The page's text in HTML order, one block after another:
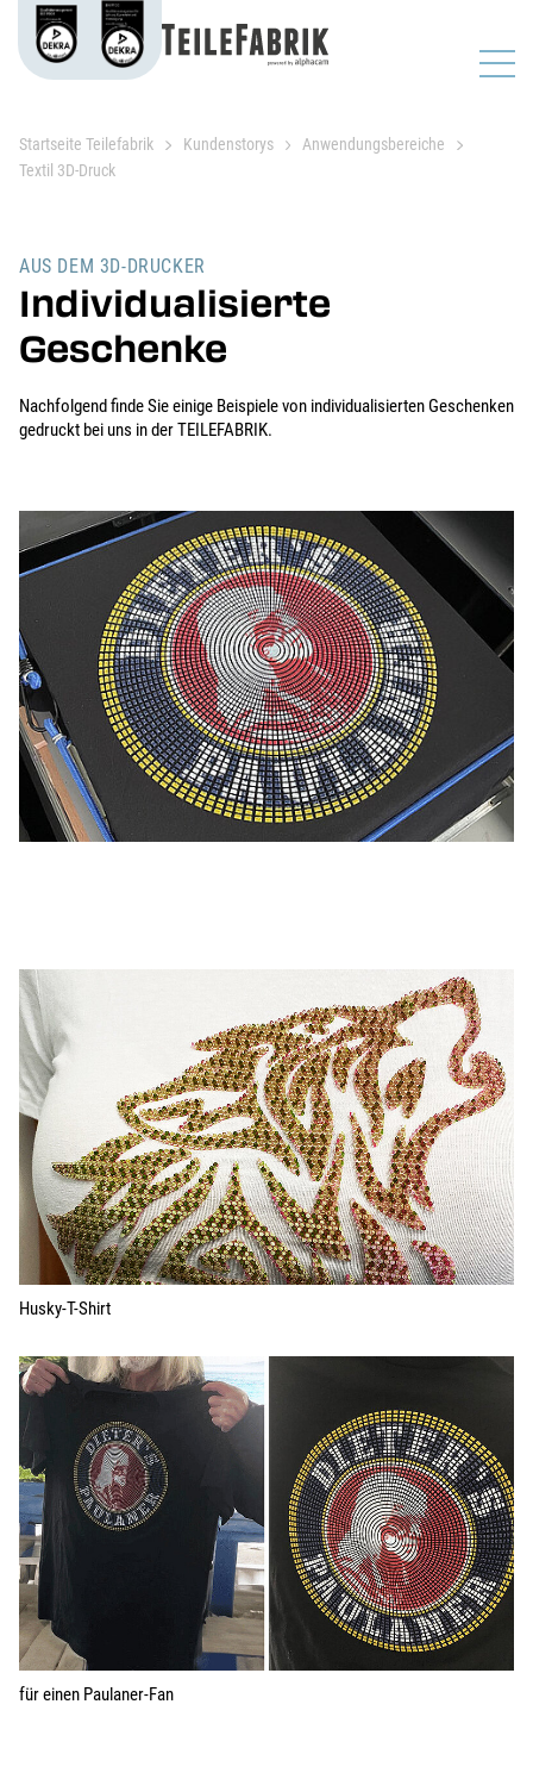
Startseite Teilefabrik Kundenstorys
Anwendungsbereiche
Textil 3D-Druck
AUS DEM 3D-DRUCKER
Individualisierte
Geschenke
Nachfolgend finde Sie einige Beispiele von individualisierten Geschenken
gedruckt bei uns in der TEILEFABRIK.
Husky-T-Shirt
für einen Paulaner-Fan